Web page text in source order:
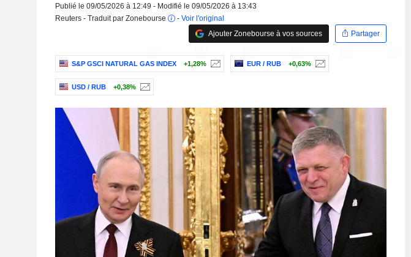
Publié le 09/05/2026 à 12:49 - Modifié le 09/05/2026 à 13:43
Reuters - Traduit par Zonebourse
- Voir l'original
Ajouter Zonebourse à vos sources
Partager
S&P GSCI NATURAL GAS INDEX +1,28% EUR / RUB +0,63%
USD / RUB +0,38%